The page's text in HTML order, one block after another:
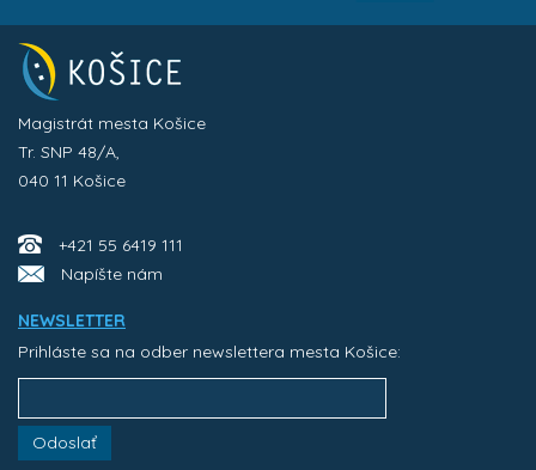
Magistrát mesta Košice
Tr. SNP 48/A,
040 11 Košice
+421 55 6419 111
Napíšte nám
NEWSLETTER
Prihláste sa na odber newslettera mesta Košice:
Odoslať